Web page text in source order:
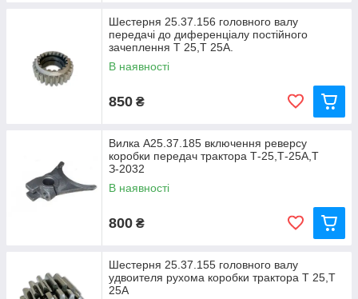
Шестерня 25.37.156 головного валу
передачі до диференціалу постійного
зачеплення Т 25,Т 25А.
В наявності
850 ₴
Вилка А25.37.185 включення реверсу
коробки передач трактора Т-25,Т-25А,Т
З-2032
В наявності
800 ₴
Шестерня 25.37.155 головного валу
удвоителя рухома коробки трактора Т 25,Т
25А